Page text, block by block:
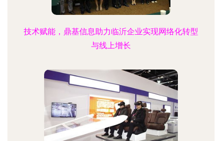
技术赋能，鼎基信息助力临沂企业实现网络化转型
与线上增长